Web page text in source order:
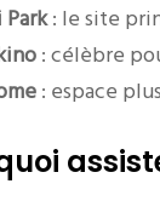
: le site
: célèbre
: espace